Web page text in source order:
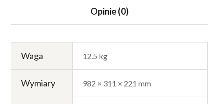
Opinie (0)
Waga 12.5 kg
Wymiary 982 × 311 × 221 mm